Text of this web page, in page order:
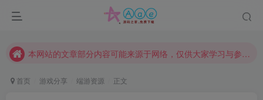
现在赞助会员享受专属折扣，详情点击此条公告。
首页 游戏分享 端游资源 正文